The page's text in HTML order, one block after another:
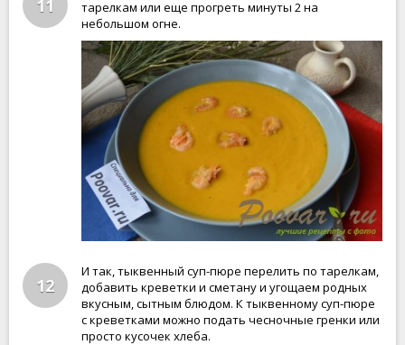
11
тарелкам или еще прогреть минуты 2 на
небольшом огне.
12
И так, тыквенный суп-пюре перелить по тарелкам,
добавить креветки и сметану и угощаем родных
вкусным, сытным блюдом. К тыквенному суп-пюре
с креветками можно подать чесночные гренки или
просто кусочек хлеба.